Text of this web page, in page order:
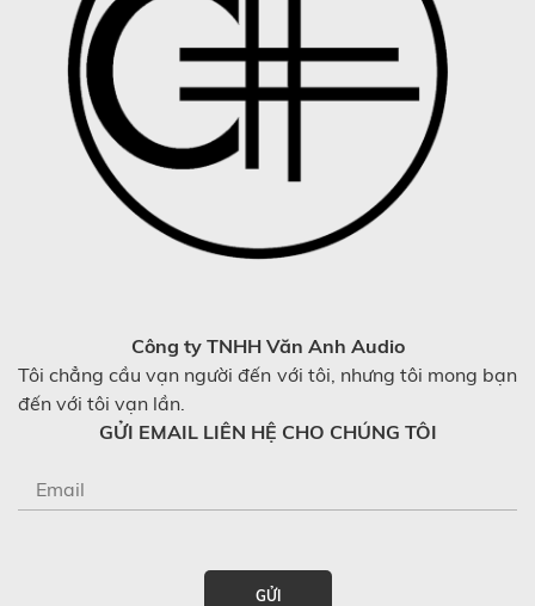
Công ty TNHH Văn Anh Audio
Tôi chẳng cầu vạn người đến với tôi, nhưng tôi mong bạn
đến với tôi vạn lần.
GỬI EMAIL LIÊN HỆ CHO CHÚNG TÔI
GỬI